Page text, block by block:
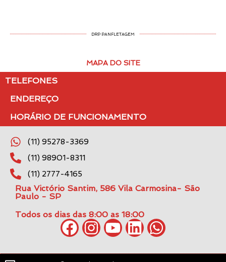
DRP PANFLETAGEM
MAPA DO SITE
TELEFONES
ENDEREÇO
HORÁRIO DE FUNCIONAMENTO
(11) 95278-3369
(11) 98901-8311
(11) 2777-4165
Rua Victório Santim, 586 Vila Carmosina- São
Paulo - SP
Todos os dias das 8:00 as 18:00